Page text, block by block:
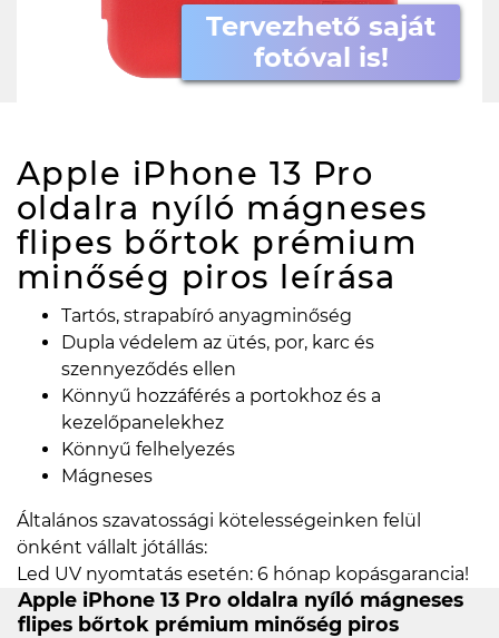
Tervezhető saját
fotóval is!
Apple iPhone 13 Pro
oldalra nyíló mágneses
flipes bőrtok prémium
minőség piros leírása
Tartós, strapabíró anyagminőség
Dupla védelem az ütés, por, karc és
szennyeződés ellen
Könnyű hozzáférés a portokhoz és a
kezelőpanelekhez
Könnyű felhelyezés
Mágneses
Általános szavatossági kötelességeinken felül
önként vállalt jótállás:
Led UV nyomtatás esetén: 6 hónap kopásgarancia!
Apple iPhone 13 Pro oldalra nyíló mágneses
flipes bőrtok prémium minőség piros